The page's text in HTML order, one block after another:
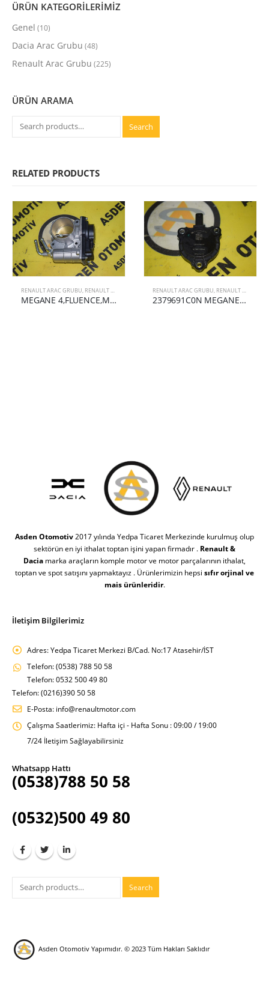
ÜRÜN KATEGORİLERİMİZ
Genel (10)
Dacia Arac Grubu (48)
Renault Arac Grubu (225)
ÜRÜN ARAMA
Search
RELATED PRODUCTS
RENAULT ARAC GRUBU, RENAULT MEGANE RENAULT MEGANE 4
MEGANE 4,FLUENCE,MEGANE 3 GAZ KELEBEĞİ 161191KA0B
RENAULT ARAC GRUBU, RENAULT CLIO 5
2379691C0N MEGANE 4,CLİO 5 1.3 TCE EKSANTRİK MİL OKUYUCU
Asden Otomotiv 2017 yılında Yedpa Ticaret Merkezinde kurulmuş olup
sektörün en iyi ithalat toptan işini yapan firmadır . Renault &
Dacia marka araçların komple motor ve motor parçalarının ithalat,
toptan ve spot satışını yapmaktayız . Ürünlerimizin hepsi sıfır orjinal ve
mais ürünleridir.
İletişim Bilgilerimiz
Adres:Yedpa Ticaret Merkezi B/Cad. No:17 Atasehir/İST
Telefon:(0538) 788 50 58
Telefon: 0532 500 49 80
Telefon: (0216)390 50 58
E-Posta: info@renaultmotor.com
Çalışma Saatlerimiz: Hafta içi - Hafta Sonu : 09:00 / 19:00
7/24 İletişim Sağlayabilirsiniz
Whatsapp Hattı
(0538)788 50 58
(0532)500 49 80
Search
Asden Otomotiv Yapımıdır. © 2023 Tüm Hakları Saklıdır